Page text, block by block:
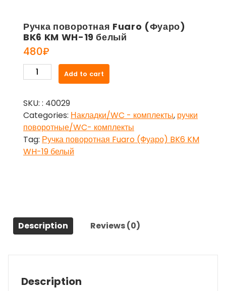
Ручка поворотная Fuaro (Фуаро)
BK6 KM WH-19 белый
480₽
Ручка
поворотная
(Фуаро)
BK6
KM
WH-
19
Add to cart
SKU: : 40029
Categories: Накладки/WC - комплекты, ручки
поворотные/WC- комплекты
Tag: Ручка поворотная Fuaro (Фуаро) BK6 KM
WH-19 белый
Description Reviews (0)
Description